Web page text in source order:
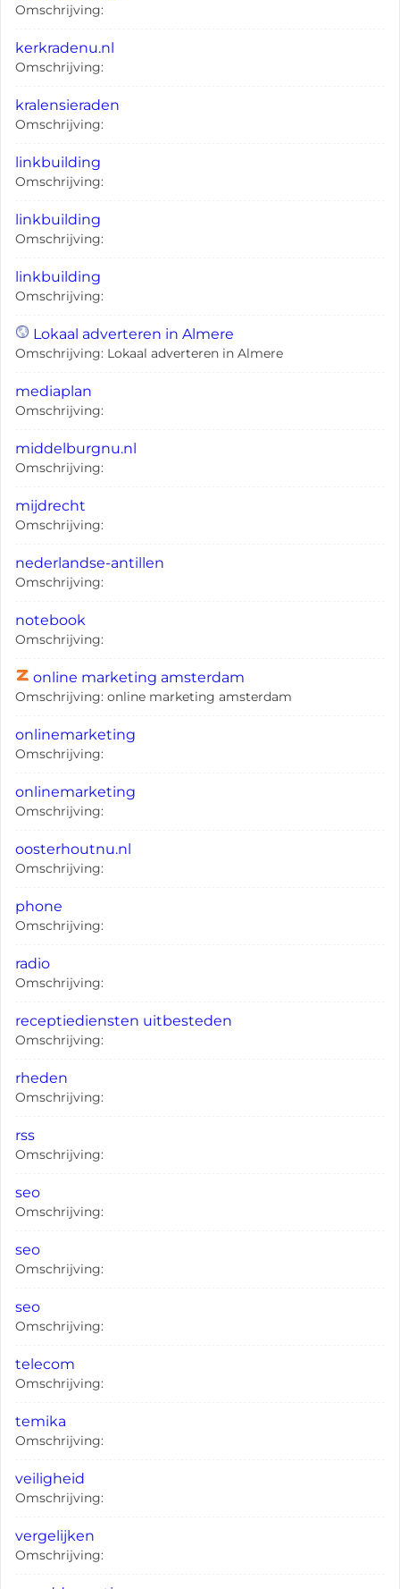
Omschrijving:
kerkradenu.nl
Omschrijving:
kralensieraden
Omschrijving:
linkbuilding
Omschrijving:
linkbuilding
Omschrijving:
linkbuilding
Omschrijving:
Lokaal adverteren in Almere
Omschrijving: Lokaal adverteren in Almere
mediaplan
Omschrijving:
middelburgnu.nl
Omschrijving:
mijdrecht
Omschrijving:
nederlandse-antillen
Omschrijving:
notebook
Omschrijving:
online marketing amsterdam
Omschrijving: online marketing amsterdam
onlinemarketing
Omschrijving:
onlinemarketing
Omschrijving:
oosterhoutnu.nl
Omschrijving:
phone
Omschrijving:
radio
Omschrijving:
receptiediensten uitbesteden
Omschrijving:
rheden
Omschrijving:
rss
Omschrijving:
seo
Omschrijving:
seo
Omschrijving:
seo
Omschrijving:
telecom
Omschrijving:
temika
Omschrijving:
veiligheid
Omschrijving:
vergelijken
Omschrijving: